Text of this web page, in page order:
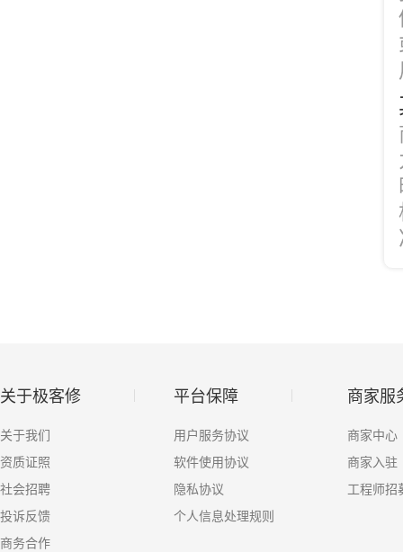
关于极客修
关于我们
资质证照
社会招聘
投诉反馈
商务合作
平台保障
用户服务协议
软件使用协议
隐私协议
个人信息处理规则
商家服
商家中心
商家入驻
工程师招